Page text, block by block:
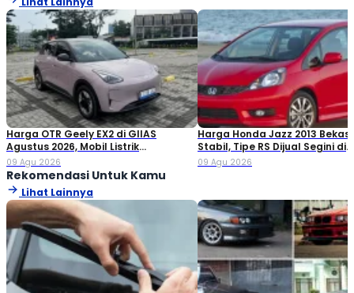
Harga OTR Geely EX2 di GIIAS
Agustus 2026, Mobil Listrik
Penantang BYD Atto 1
09 Agu 2026
Harga Honda Jazz 2013 Bekas
Stabil, Tipe RS Dijual Segini di
Pasaran!
09 Agu 2026
Rekomendasi Untuk Kamu
Lihat Lainnya